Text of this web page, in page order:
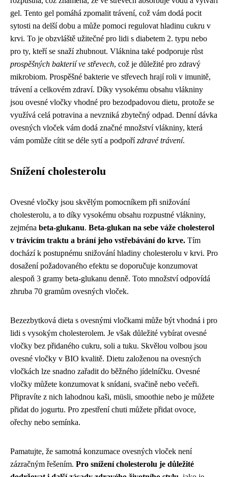
gel. Tento gel pomáhá zpomalit trávení, což vám dodá pocit
sytosti na delší dobu a může pomoci regulovat hladinu cukru v
krvi. To je obzvláště užitečné pro lidi s diabetem 2. typu nebo
pro ty, kteří se snaží zhubnout. Vláknina také podporuje růst
prospěšných bakterií ve střevech, což je důležité pro zdravý
mikrobiom. Prospěšné bakterie ve střevech hrají roli v imunitě,
trávení a celkovém zdraví. Díky vysokému obsahu vlákniny
jsou ovesné vločky vhodné pro bezodpadovou dietu, protože se
využívá celá potravina a nevzniká zbytečný odpad. Denní dávka
ovesných vloček vám dodá značné množství vlákniny, která
vám pomůže cítit se déle sytí a podpořízdravé trávení.
Snížení cholesterolu
Ovesné vločky jsou skvělým pomocníkem při snižování
cholesterolu, a to díky vysokému obsahu rozpustné vlákniny,
zejména beta-glukanu. Beta-glukan na sebe váže cholesterol
v trávicím traktu a brání jeho vstřebávání do krve. Tím
dochází k postupnému snižování hladiny cholesterolu v krvi. Pro
dosažení požadovaného efektu se doporučuje konzumovat
alespoň 3 gramy beta-glukanu denně. Toto množství odpovídá
zhruba 70 gramům ovesných vloček.
Bezezbytková dieta s ovesnými vločkami může být vhodná i pro
lidi s vysokým cholesterolem. Je však důležité vybírat ovesné
vločky bez přidaného cukru, soli a tuku. Skvělou volbou jsou
ovesné vločky v BIO kvalitě. Dietu založenou na ovesných
vločkách lze snadno zařadit do běžného jídelníčku. Ovesné
vločky můžete konzumovat k snídani, svačině nebo večeři.
Připravíte z nich lahodnou kaši, müsli, smoothie nebo je můžete
přidat do jogurtu. Pro zpestření chuti můžete přidat ovoce,
ořechy nebo semínka.
Pamatujte, že samotná konzumace ovesných vloček není
zázračným řešením. Pro snížení cholesterolu je důležité